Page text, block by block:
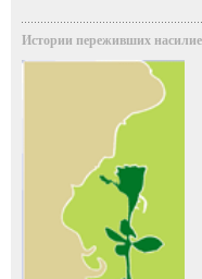
Истории переживших насилие